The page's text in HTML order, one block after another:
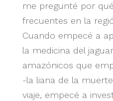
me pregunté por
frecuentes en la
Cuando empecé a
la medicina del
amazónicos que
-la liana de la
viaje, empecé a